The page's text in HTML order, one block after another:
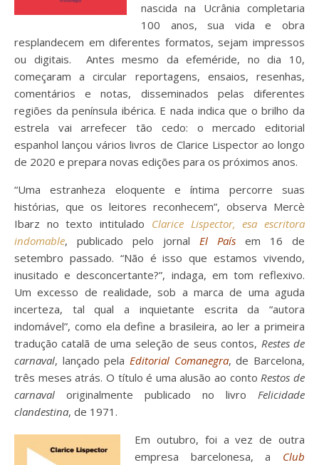
nascida na Ucrânia completaria
100 anos, sua vida e obra
resplandecem em diferentes formatos, sejam impressos
ou digitais. Antes mesmo da efeméride, no dia 10,
começaram a circular reportagens, ensaios, resenhas,
comentários e notas, disseminados pelas diferentes
regiões da península ibérica. E nada indica que o brilho da
estrela vai arrefecer tão cedo: o mercado editorial
espanhol lançou vários livros de Clarice Lispector ao longo
de 2020 e prepara novas edições para os próximos anos.
“Uma estranheza eloquente e íntima percorre suas
histórias, que os leitores reconhecem”, observa Mercè
Ibarz no texto intitulado Clarice Lispector, esa escritora
indomable, publicado pelo jornal El País
em 16 de
setembro passado. “Não é isso que estamos vivendo,
inusitado e desconcertante?”, indaga, em tom reflexivo.
Um excesso de realidade, sob a marca de uma aguda
incerteza, tal qual a inquietante escrita da “autora
indomável”, como ela define a brasileira, ao ler a primeira
tradução catalã de uma seleção de seus contos, Restes de
carnaval, lançado pela Editorial Comanegra, de Barcelona,
três meses atrás. O título é uma alusão ao contoRestos de
carnaval originalmente publicado no livro Felicidade
clandestina, de 1971.
Em outubro, foi a vez de outra
empresa barcelonesa, a Club